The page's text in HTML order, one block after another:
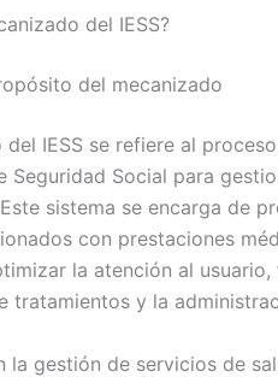
del IESS?
del mecanizado
del IESS se refiere al
Seguridad Social para
sistema se encarga de
con prestaciones
la atención al
tratamientos y la
la gestión de servicios de